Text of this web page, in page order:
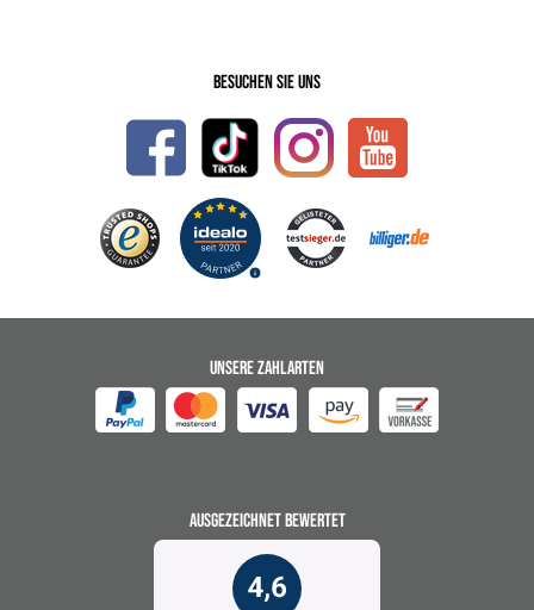
Besuchen Sie uns
UNSERE ZAHLARTEN
AUSGEZEICHNET BEWERTET